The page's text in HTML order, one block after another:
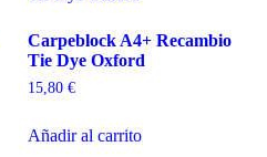
Carpeblock A4+ Recambio
Tie Dye Oxford
15,80 €
Añadir al carrito